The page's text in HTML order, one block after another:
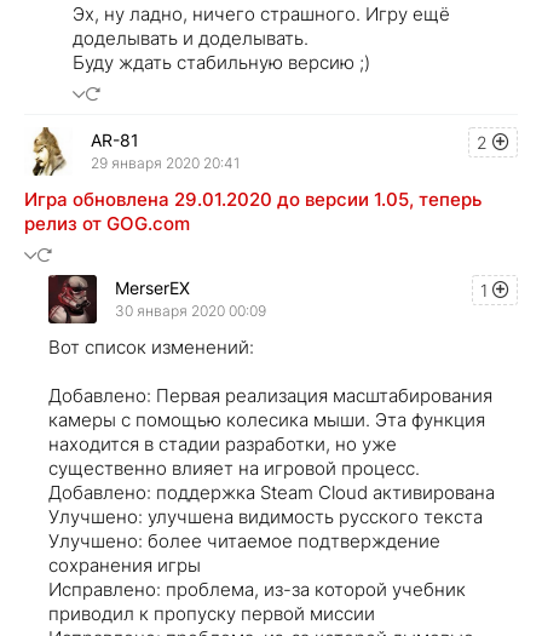
Эх, ну ладно, ничего страшного. Игру ещё
доделывать и доделывать.
Буду ждать стабильную версию ;)
2
AR-81
29 января 2020 20:41
Игра обновлена 29.01.2020 до версии 1.05, теперь
релиз от GOG.com
1
MerserEX
30 января 2020 00:09
Вот список изменений:
Добавлено: Первая реализация масштабирования
камеры с помощью колесика мыши. Эта функция
находится в стадии разработки, но уже
существенно влияет на игровой процесс.
Добавлено: поддержка Steam Cloud активирована
Улучшено: улучшена видимость русского текста
Улучшено: более читаемое подтверждение
сохранения игры
Исправлено: проблема, из-за которой учебник
приводил к пропуску первой миссии